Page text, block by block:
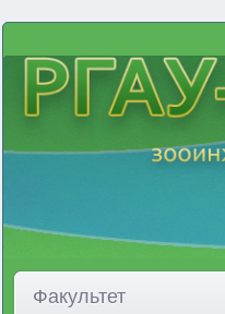
Факультет